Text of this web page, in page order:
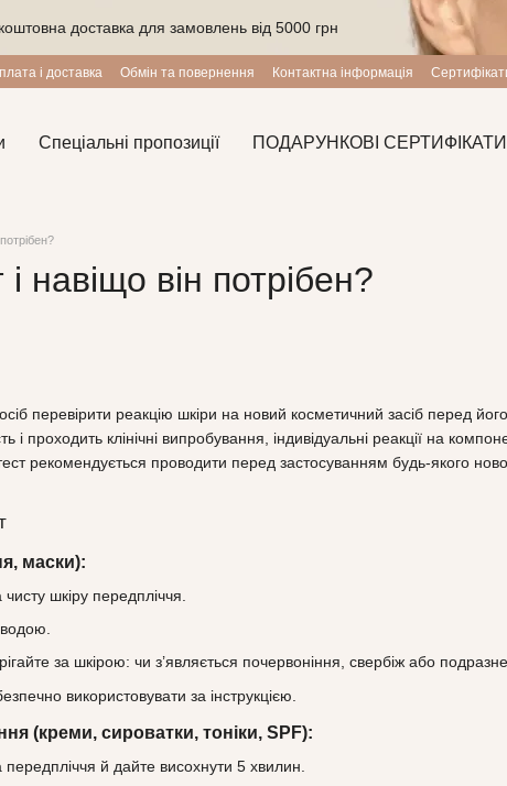
доставка для замовлень від 5000 грн
і доставка Обмін та повернення Контактна інформація
Спеціальні пропозиції ПОДАРУНКОВІ СЕРТИФІКАТИ
навіщо він потрібен?
перевірити реакцію шкіри на новий косметичний засіб перед
і проходить клінічні випробування, індивідуальні реакції на
рекомендується проводити перед застосуванням будь-якого
маски):
шкіру передпліччя.
за шкірою: чи з’являється почервоніння, свербіж або
використовувати за інструкцією.
(креми, сироватки, тоніки, SPF):
передпліччя й дайте висохнути 5 хвилин.